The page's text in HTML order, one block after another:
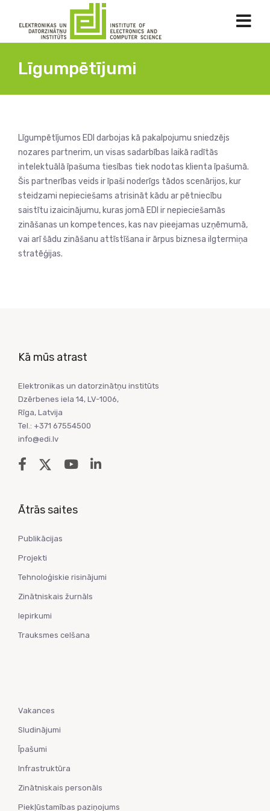
Līgumpētījumi
Līgumpētījumos EDI darbojas kā pakalpojumu sniedzējs
nozares partnerim, un visas sadarbības laikā radītās
intelektuālā īpašuma tiesības tiek nodotas klienta īpašumā.
Šis partnerības veids ir īpaši noderīgs tādos scenārijos, kur
steidzami nepieciešams atrisināt kādu ar pētniecību
saistītu izaicinājumu, kuras jomā EDI ir nepieciešamās
zināšanas un kompetences, kas nav pieejamas uzņēmumā,
vai arī šādu zināšanu attīstīšana ir ārpus biznesa ilgtermiņa
stratēģijas.
Kā mūs atrast
Elektronikas un datorzinātņu institūts
Dzērbenes iela 14, LV-1006,
Rīga, Latvija
Tel.: +371 67554500
info@edi.lv
Ātrās saites
Publikācijas
Projekti
Tehnoloģiskie risinājumi
Zinātniskais žurnāls
Iepirkumi
Trauksmes celšana
Vakances
Sludinājumi
Īpašumi
Infrastruktūra
Zinātniskais personāls
Piekļūstamības paziņojums